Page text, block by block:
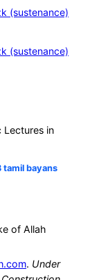
(sustenance)
(sustenance)
Lectures in
tamil bayans
of Allah
. Under